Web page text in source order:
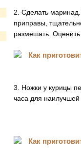
2. Сделать
приправы,
размешать.
3. Ножки у курицы
часа для наилучшей